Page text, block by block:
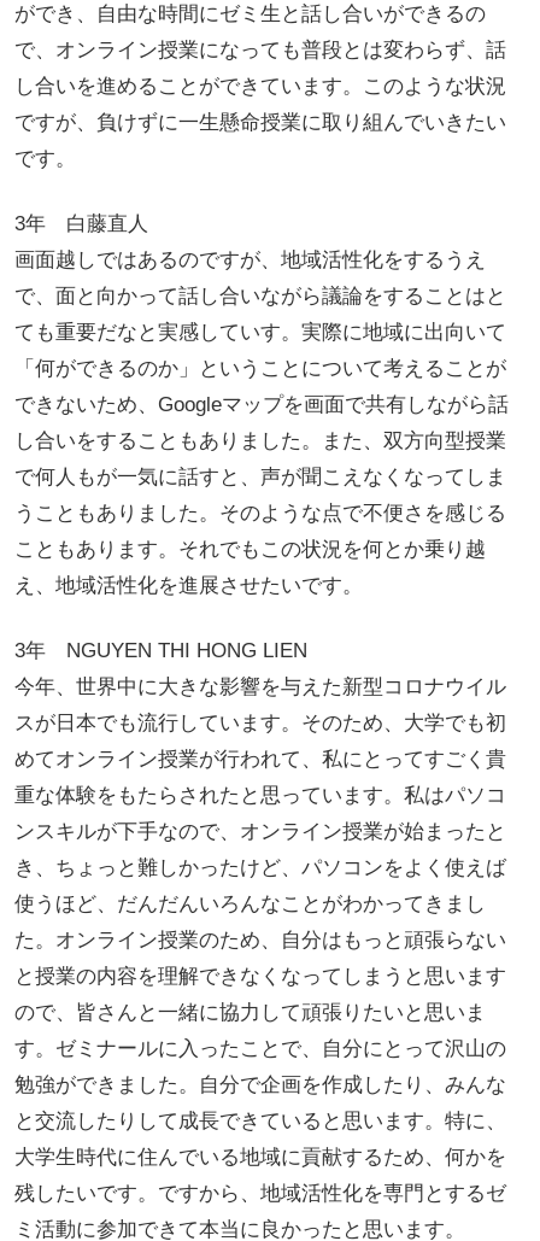
ができ、自由な時間にゼミ生と話し合いができるの
で、オンライン授業になっても普段とは変わらず、話
し合いを進めることができています。このような状況
ですが、負けずに一生懸命授業に取り組んでいきたい
です。
3年 白藤直人
画面越しではあるのですが、地域活性化をするうえ
で、面と向かって話し合いながら議論をすることはと
ても重要だなと実感していす。実際に地域に出向いて
「何ができるのか」ということについて考えることが
できないため、Googleマップを画面で共有しながら話
し合いをすることもありました。また、双方向型授業
で何人もが一気に話すと、声が聞こえなくなってしま
うこともありました。そのような点で不便さを感じる
こともあります。それでもこの状況を何とか乗り越
え、地域活性化を進展させたいです。
3年 NGUYEN THI HONG LIEN
今年、世界中に大きな影響を与えた新型コロナウイル
スが日本でも流行しています。そのため、大学でも初
めてオンライン授業が行われて、私にとってすごく貴
重な体験をもたらされたと思っています。私はパソコ
ンスキルが下手なので、オンライン授業が始まったと
き、ちょっと難しかったけど、パソコンをよく使えば
使うほど、だんだんいろんなことがわかってきまし
た。オンライン授業のため、自分はもっと頑張らない
と授業の内容を理解できなくなってしまうと思います
ので、皆さんと一緒に協力して頑張りたいと思いま
す。ゼミナールに入ったことで、自分にとって沢山の
勉強ができました。自分で企画を作成したり、みんな
と交流したりして成長できていると思います。特に、
大学生時代に住んでいる地域に貢献するため、何かを
残したいです。ですから、地域活性化を専門とするゼ
ミ活動に参加できて本当に良かったと思います。